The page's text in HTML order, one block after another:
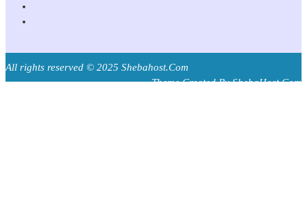
All rights reserved © 2025 Shebahost.Com
Theme Created By ShebaHost.Com